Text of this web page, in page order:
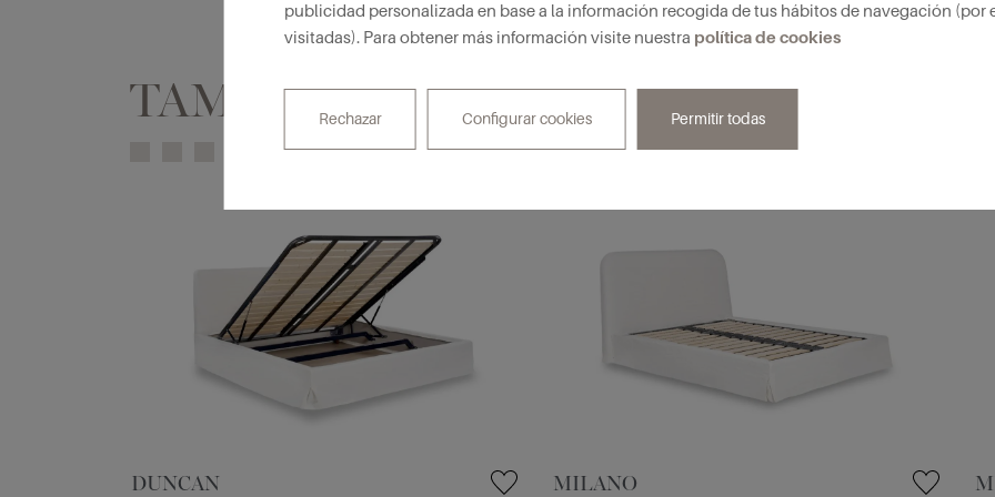
TAMBIÉN TE PUEDE INTERESAR
DUNCAN MILANO
publicidad personalizada en base a la información recogida de tus hábitos de navegación (por
visitadas). Para obtener más información visite nuestra política de cookies
Rechazar Configurar cookies Permitir todas